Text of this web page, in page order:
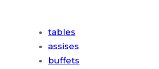
tables
assises
buffets